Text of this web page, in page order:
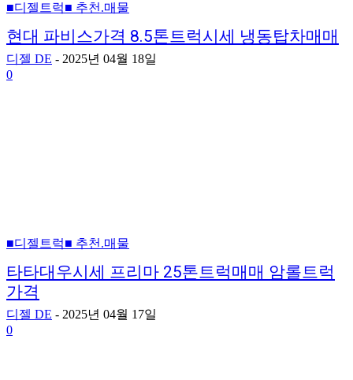
■디젤트럭■ 추천.매물
현대 파비스가격 8.5톤트럭시세 냉동탑차매매
디젤 DE - 2025년 04월 18일
0
■디젤트럭■ 추천.매물
타타대우시세 프리마 25톤트럭매매 암롤트럭
가격
디젤 DE - 2025년 04월 17일
0